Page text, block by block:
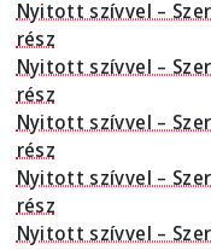
Nyitott szívvel –
rész
Nyitott szívvel –
rész
Nyitott szívvel –
rész
Nyitott szívvel –
rész
Nyitott szívvel –